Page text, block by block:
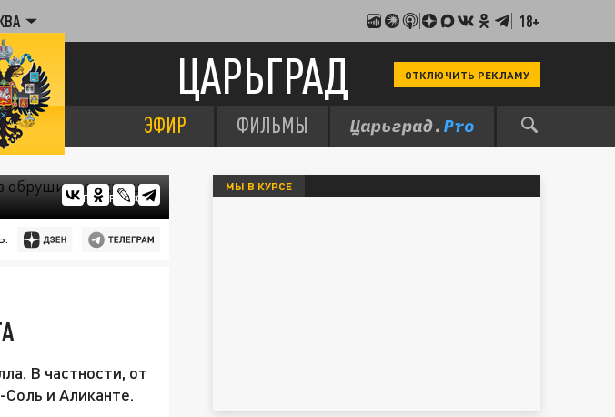
18+
ЦАРЬГРАД ОТКЛЮЧИТЬ РЕКЛАМУ
ЭФИР ФИЛЬМЫ
FREEPIK.COM
В частности, от
и Аликанте.
МЫ В КУРСЕ